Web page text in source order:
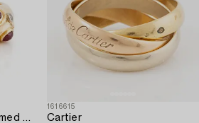
W.A. Bolin ring 18K guld med cabochonslipade rubiner och åttkantslipade diamanter.
1616615
Cartier